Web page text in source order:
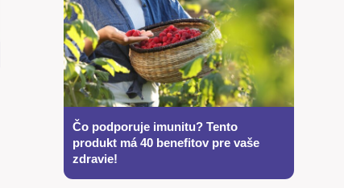
Čo podporuje imunitu? Tento
produkt má 40 benefitov pre vaše
zdravie!